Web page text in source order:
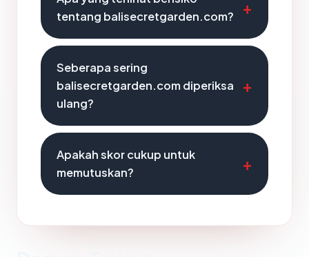
tentang balisecretgarden.com?
Seberapa sering
balisecretgarden.com diperiksa
ulang?
Apakah skor cukup untuk
memutuskan?